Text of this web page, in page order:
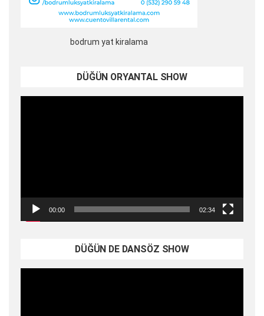
bodrum yat kiralama
DÜĞÜN ORYANTAL SHOW
00:00 02:34
DÜĞÜN DE DANSÖZ SHOW